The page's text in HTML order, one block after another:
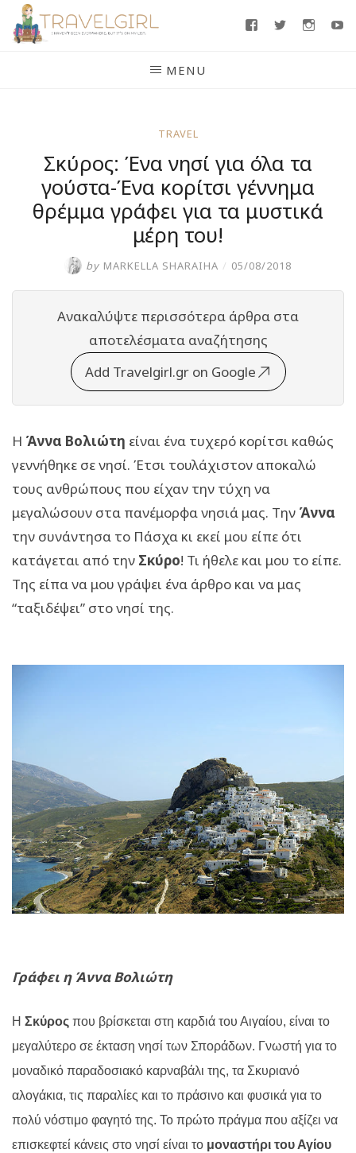
Skip
FacebookTwitter
MENU
TRAVEL
Σκύρος: Ένα νησί για όλα τα
γούστα-Ένα κορίτσι γέννημα
θρέμμα γράφει για τα μυστικά
μέρη του!
by MARKELLA SHARAIHA / 05/08/2018
Ανακαλύψτε περισσότερα άρθρα στα
αποτελέσματα αναζήτησης
Add Travelgirl.gr on Google
Η Άννα Βολιώτη είναι ένα τυχερό κορίτσι καθώς
γεννήθηκε σε νησί. Έτσι τουλάχιστον αποκαλώ
τους ανθρώπους που είχαν την τύχη να
μεγαλώσουν στα πανέμορφα νησιά μας. Την Άννα
την συνάντησα το Πάσχα κι εκεί μου είπε ότι
κατάγεται από την Σκύρο! Τι ήθελε και μου το είπε.
Της είπα να μου γράψει ένα άρθρο και να μας
“ταξιδέψει” στο νησί της.
Γράφει η Άννα Βολιώτη
Η Σκύρος που βρίσκεται στη καρδιά του Αιγαίου, είναι το
μεγαλύτερο σε έκταση νησί των Σποράδων. Γνωστή για το
μοναδικό παραδοσιακό καρναβάλι της, τα Σκυριανό
αλογάκια, τις παραλίες και το πράσινο και φυσικά για το
πολύ νόστιμο φαγητό της. Το πρώτο πράγμα που αξίζει να
επισκεφτεί κάνεις στο νησί είναι το μοναστήρι του Αγίου